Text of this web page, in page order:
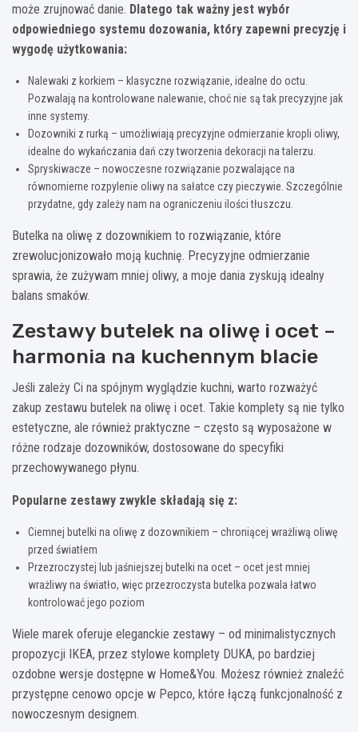
może zrujnować danie. Dlatego tak ważny jest wybór
odpowiedniego systemu dozowania, który zapewni precyzję i
wygodę użytkowania:
Nalewaki z korkiem – klasyczne rozwiązanie, idealne do octu.
Pozwalają na kontrolowane nalewanie, choć nie są tak precyzyjne jak
inne systemy.
Dozowniki z rurką – umożliwiają precyzyjne odmierzanie kropli oliwy,
idealne do wykańczania dań czy tworzenia dekoracji na talerzu.
Spryskiwacze – nowoczesne rozwiązanie pozwalające na
równomierne rozpylenie oliwy na sałatce czy pieczywie. Szczególnie
przydatne, gdy zależy nam na ograniczeniu ilości tłuszczu.
Butelka na oliwę z dozownikiem to rozwiązanie, które
zrewolucjonizowało moją kuchnię. Precyzyjne odmierzanie
sprawia, że zużywam mniej oliwy, a moje dania zyskują idealny
balans smaków.
Zestawy butelek na oliwę i ocet –
harmonia na kuchennym blacie
Jeśli zależy Ci na spójnym wyglądzie kuchni, warto rozważyć
zakup zestawu butelek na oliwę i ocet. Takie komplety są nie tylko
estetyczne, ale również praktyczne – często są wyposażone w
różne rodzaje dozowników, dostosowane do specyfiki
przechowywanego płynu.
Popularne zestawy zwykle składają się z:
Ciemnej butelki na oliwę z dozownikiem – chroniącej wrażliwą oliwę
przed światłem
Przezroczystej lub jaśniejszej butelki na ocet – ocet jest mniej
wrażliwy na światło, więc przezroczysta butelka pozwala łatwo
kontrolować jego poziom
Wiele marek oferuje eleganckie zestawy – od minimalistycznych
propozycji IKEA, przez stylowe komplety DUKA, po bardziej
ozdobne wersje dostępne w Home&You. Możesz również znaleźć
przystępne cenowo opcje w Pepco, które łączą funkcjonalność z
nowoczesnym designem.